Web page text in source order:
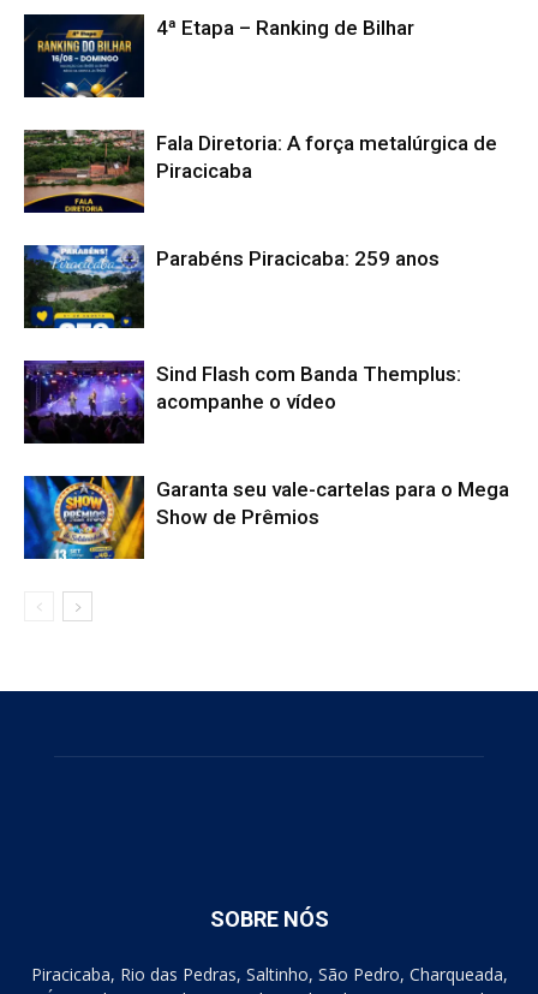
4ª Etapa – Ranking de Bilhar
Fala Diretoria: A força metalúrgica de
Piracicaba
Parabéns Piracicaba: 259 anos
Sind Flash com Banda Themplus:
acompanhe o vídeo
Garanta seu vale-cartelas para o Mega
Show de Prêmios
SOBRE NÓS
Piracicaba, Rio das Pedras, Saltinho, São Pedro, Charqueada,